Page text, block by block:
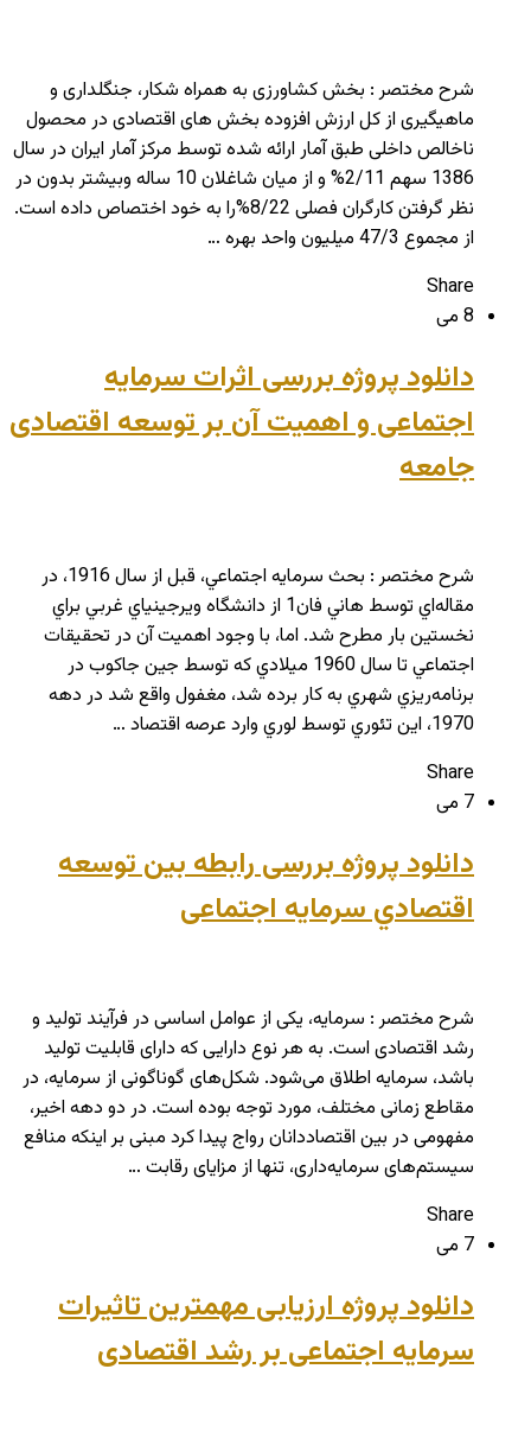
شرح مختصر : بخش کشاورزی به همراه شکار، جنگلداری و
ماهیگیری از کل ارزش افزوده بخش های اقتصادی در محصول
ناخالص داخلی طبق آمار ارائه شده توسط مرکز آمار ایران در سال
1386 سهم 2/11% و از میان شاغلان 10 ساله وبیشتر بدون در
نظر گرفتن کارگران فصلی 8/22%را به خود اختصاص داده است.
از مجموع 47/3 میلیون واحد بهره …
Share
8 می
دانلود پروژه بررسی اثرات سرمایه
اجتماعی و اهمیت آن بر توسعه اقتصادی
جامعه
شرح مختصر : بحث سرمايه اجتماعي، قبل از سال 1916، در
مقاله‌اي توسط هاني فان1 از دانشگاه ويرجينياي غربي براي
نخستين بار مطرح شد. اما، با وجود اهميت آن در تحقيقات
اجتماعي تا سال 1960 ميلادي كه توسط جين جاكوب در
برنامه‌ريزي شهري به كار برده شد، مغفول واقع شد در دهه
1970، اين تئوري توسط لوري وارد عرصه اقتصاد …
Share
7 می
دانلود پروژه بررسی رابطه بین توسعه
اقتصادي سرمایه اجتماعی
شرح مختصر : سرمایه، یكی از عوامل اساسی در فرآیند تولید و
رشد اقتصادی است. به هر نوع دارایی كه دارای قابلیت تولید
باشد، سرمایه اطلاق می‌شود. شکل‌های گوناگونی از سرمایه، در
مقاطع زمانی مختلف، مورد توجه بوده است. در دو دهه اخیر،
مفهومی در بین اقتصاددانان رواج پیدا كرد مبنی بر اینكه منافع
سیستم‌های سرمایه‌داری، تنها از مزایای رقابت …
Share
7 می
دانلود پروژه ارزیابی مهمترین تاثیرات
سرمایه اجتماعی بر رشد اقتصادی